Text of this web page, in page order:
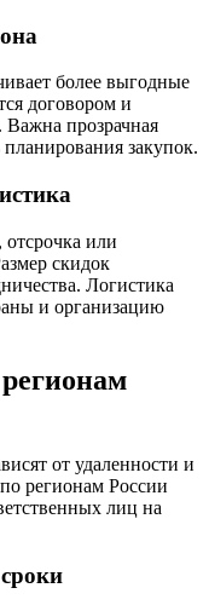
более выгодные
договором и
прозрачная
закупок.
или
скидок
Логистика
и организацию
от удаленности и
регионам России
лиц на